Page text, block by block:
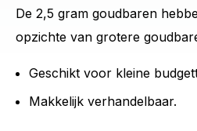
De 2,5 gram goudbaren
opzichte van grotere
Geschikt voor kleine
Makkelijk verhandelbaar.